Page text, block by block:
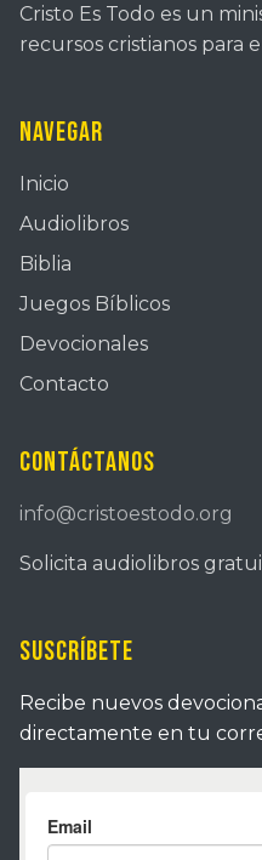
Cristo Es Todo es un
recursos cristianos para
Navegar
Inicio
Audiolibros
Biblia
Juegos Bíblicos
Devocionales
Contacto
Contáctanos
info@cristoestodo.org
Solicita audiolibros
Suscríbete
Recibe nuevos
directamente en tu